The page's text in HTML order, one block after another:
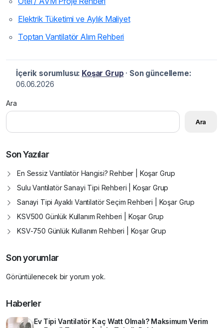
Elektrik Tüketimi ve Aylık Maliyet
Toptan Vantilatör Alım Rehberi
İçerik sorumlusu: Koşar Grup · Son güncelleme:
06.06.2026
Ara
Ara
Son Yazılar
En Sessiz Vantilatör Hangisi? Rehber | Koşar Grup
Sulu Vantilatör Sanayi Tipi Rehberi | Koşar Grup
Sanayi Tipi Ayaklı Vantilatör Seçim Rehberi | Koşar Grup
KSV500 Günlük Kullanım Rehberi | Koşar Grup
KSV-750 Günlük Kullanım Rehberi | Koşar Grup
Son yorumlar
Görüntülenecek bir yorum yok.
Haberler
Ev Tipi Vantilatör Kaç Watt Olmalı? Maksimum Verim